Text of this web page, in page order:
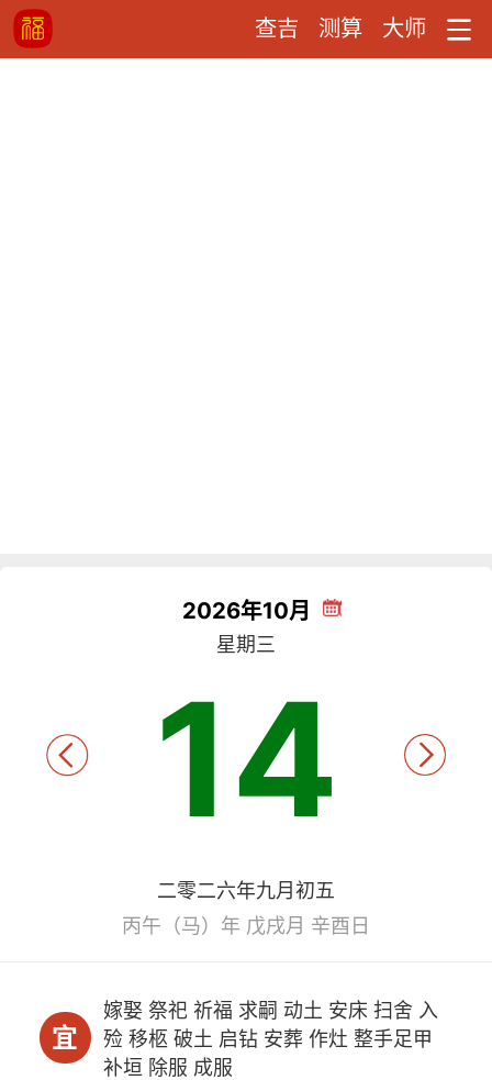
查吉 测算 大师
2026年10月
星期三
14
二零二六年九月初五
丙午（马）年 戊戌月 辛酉日
宜
嫁娶 祭祀 祈福 求嗣 动土 安床 扫舍 入
殓 移柩 破土 启钻 安葬 作灶 整手足甲
补垣 除服 成服